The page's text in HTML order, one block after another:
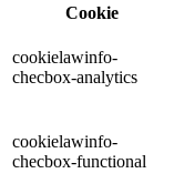
Cookie
cookielawinfo-
checbox-analytics
cookielawinfo-
checbox-functional